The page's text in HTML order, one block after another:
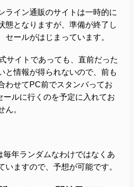
ライン通販のサイトは一時的に
態となりますが、準備が終了し
セールがはじまっています。
サイトであっても、直前だった
と情報が得られないので、前も
わせてPC前でスタンバってお
ルに行くのを予定に入れてお
ん。
年ランダムなわけではなくあ
いますので、予想が可能です。